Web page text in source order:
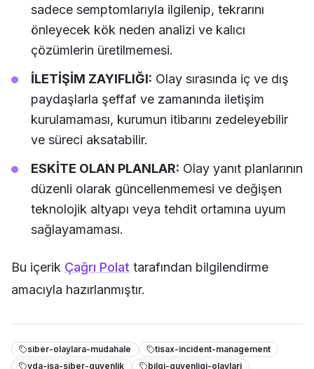
sadece semptomlarıyla ilgilenip, tekrarını
önleyecek kök neden analizi ve kalıcı
çözümlerin üretilmemesi.
İLETİŞİM ZAYIFLIĞI: Olay sırasında iç ve dış
paydaşlarla şeffaf ve zamanında iletişim
kurulamaması, kurumun itibarını zedeleyebilir
ve süreci aksatabilir.
ESKİTE OLAN PLANLAR: Olay yanıt planlarının
düzenli olarak güncellenmemesi ve değişen
teknolojik altyapı veya tehdit ortamına uyum
sağlayamaması.
Bu içerik Çağrı Polat tarafından bilgilendirme
amacıyla hazırlanmıştır.
siber-olaylara-mudahale
tisax-incident-management
vda-isa-siber-guvenlik
bilgi-guvenligi-olaylari